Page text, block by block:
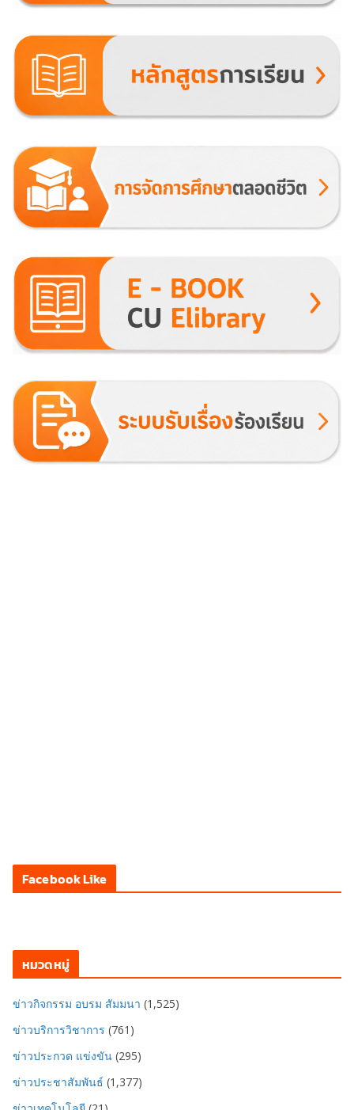
Facebook Like
หมวดหมู่
ข่าวกิจกรรม อบรม สัมมนา (1,525)
ข่าวบริการวิชาการ (761)
ข่าวประกวด แข่งขัน (295)
ข่าวประชาสัมพันธ์ (1,377)